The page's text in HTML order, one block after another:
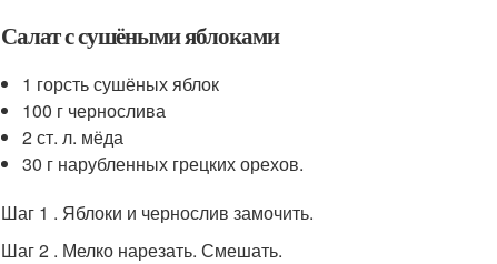
Салат с сушёными яблоками
1 горсть сушёных яблок
100 г чернослива
2 ст. л. мёда
30 г нарубленных грецких орехов.
Шаг 1 . Яблоки и чернослив замочить.
Шаг 2 . Мелко нарезать. Смешать.